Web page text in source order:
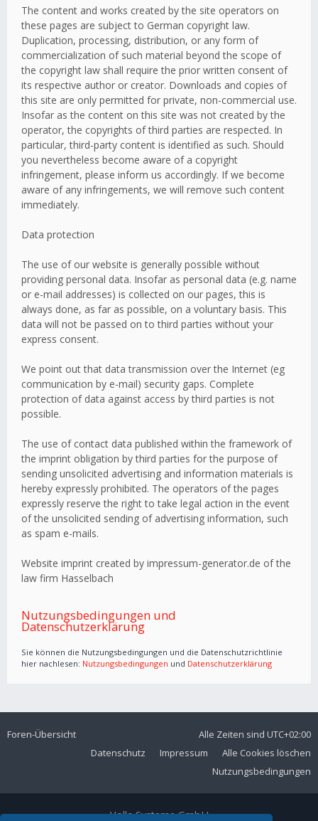
The content and works created by the site operators on
these pages are subject to German copyright law.
Duplication, processing, distribution, or any form of
commercialization of such material beyond the scope of
the copyright law shall require the prior written consent of
its respective author or creator. Downloads and copies of
this site are only permitted for private, non-commercial use.
Insofar as the content on this site was not created by the
operator, the copyrights of third parties are respected. In
particular, third-party content is identified as such. Should
you nevertheless become aware of a copyright
infringement, please inform us accordingly. If we become
aware of any infringements, we will remove such content
immediately.
Data protection
The use of our website is generally possible without
providing personal data. Insofar as personal data (e.g. name
or e-mail addresses) is collected on our pages, this is
always done, as far as possible, on a voluntary basis. This
data will not be passed on to third parties without your
express consent.
We point out that data transmission over the Internet (eg
communication by e-mail) security gaps. Complete
protection of data against access by third parties is not
possible.
The use of contact data published within the framework of
the imprint obligation by third parties for the purpose of
sending unsolicited advertising and information materials is
hereby expressly prohibited. The operators of the pages
expressly reserve the right to take legal action in the event
of the unsolicited sending of advertising information, such
as spam e-mails.
Website imprint created by impressum-generator.de of the
law firm Hasselbach
Nutzungsbedingungen und
Datenschutzerklärung
Sie können die Nutzungsbedingungen und die Datenschutzrichtlinie
hier nachlesen: Nutzungsbedingungen und Datenschutzerklärung
Foren-Übersicht Alle Zeiten sind UTC+02:00
Alle Cookies löschen
Impressum
Datenschutz
Nutzungsbedingungen
Volla Systeme GmbH